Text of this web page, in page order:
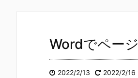
Wordでペー
2022/2/13 2022/2/16